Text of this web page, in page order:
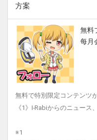
方案
無料
每月
無料で特別限定コンテンツ
《1》I-Rabiからのニュー
※1